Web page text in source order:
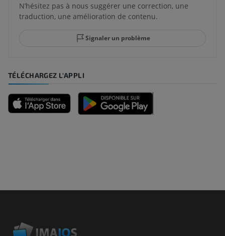
N’hésitez pas à nous suggérer une correction, une
traduction, une amélioration de contenu.
Signaler un problème
TÉLÉCHARGEZ L'APPLI